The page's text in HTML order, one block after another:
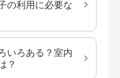
の利用に必要な
いろある？室内
？